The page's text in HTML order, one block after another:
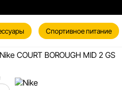
Спортивное питание
COURT BOROUGH MID 2 GS